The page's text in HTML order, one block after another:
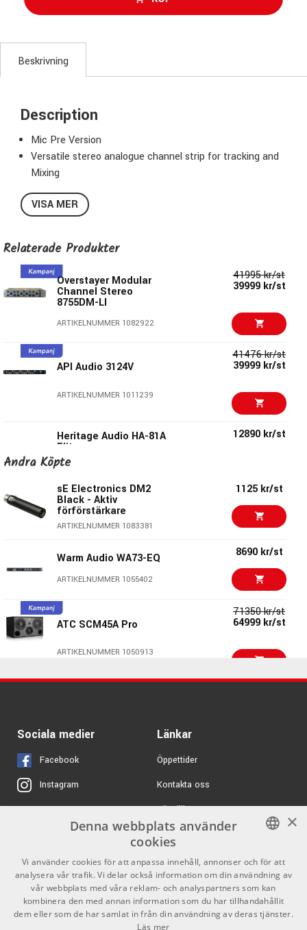
Beskrivning
Description
Mic Pre Version
Versatile stereo analogue channel strip for tracking and
Mixing
Offers subtle sound sculpting or sonic mayhem
Works with Balanced Line and high Impedance sources.
Resonant high-pass and Low-pass filter
Two-band Shelving EQ
Peak/RMS VCA Compressor with Attack and Release
Powerful Harmonics section with independent modes for
subtle enhancement to all-out distortion.
Powerful Mixer Matrix for extensive parallel mixing
VISA MER
Relaterade Produkter
Overstayer Modular
Channel Stereo
8755DM-LI
ARTIKELNUMMER 1082922
41995 kr/st
39999 kr/st
API Audio 3124V
ARTIKELNUMMER 1011239
41476 kr/st
39999 kr/st
Heritage Audio HA-81A
Elite
ARTIKELNUMMER 1069404
12890 kr/st
SSL Revival 4000
Channel Strip
ARTIKELNUMMER 1093300
16290 kr/st
SSL Super 9000
ARTIKELNUMMER 1094207
16190 kr/st
Harrison Mix Strip 32C 17390 kr/st
Drawmer 1979 Channel
Strip
Heritage Audio HA-
ARTIKELNUMMER 1064825
Andra Köpte
sE Electronics DM2
Black - Aktiv
förförstärkare
ARTIKELNUMMER 1083381
1125 kr/st
Warm Audio WA73-EQ
ARTIKELNUMMER 1055402
8690 kr/st
ATC SCM45A Pro
ARTIKELNUMMER 1050913
71350 kr/st
64999 kr/st
Ibanez RGR662AHBF,
Weathered Black
ARTIKELNUMMER 1095787
Compressor
ARTIKELNUMMER 1077966
1519 kr/st
Overstayer Modular
Channel Stereo
8755DM-LI
ARTIKELNUMMER 1082922
41995 kr/st
39999 kr/st
Sociala medier
Facebook
Instagram
X
Youtube
TikTok
Länkar
Öppettider
Kontakta oss
Köpvillkor
Butiken
Varumärken
GDPR & Cookies
Kontakt
SWEDISH
ENGLISH
×
Denna webbplats använder
cookies
Vi använder cookies för att anpassa innehåll, annonser och för att
analysera vår trafik. Vi delar också information om din användning av
vår webbplats med våra reklam- och analyspartners som kan
kombinera den med annan information som du har tillhandahållit
dem eller som de har samlat in från din användning av deras tjänster.
Läs mer